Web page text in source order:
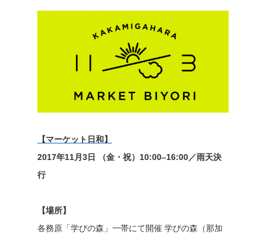
【マーケット日和】
2017年11月3日 （金・祝）10:00–16:00／雨天決
行
【場所】
各務原「学びの森」一帯にて開催 学びの森（那加